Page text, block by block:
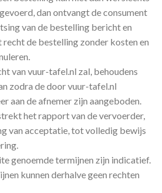
dan ontvangt de consument
van de bestelling bericht en
recht de bestelling zonder kosten en
van vuur-tafel.nl zal, behoudens
zodra de door vuur-tafel.nl
aan de afnemer zijn aangeboden.
het rapport van de vervoerder,
van acceptatie, tot volledig bewijs
genoemde termijnen zijn indicatief.
kunnen derhalve geen rechten